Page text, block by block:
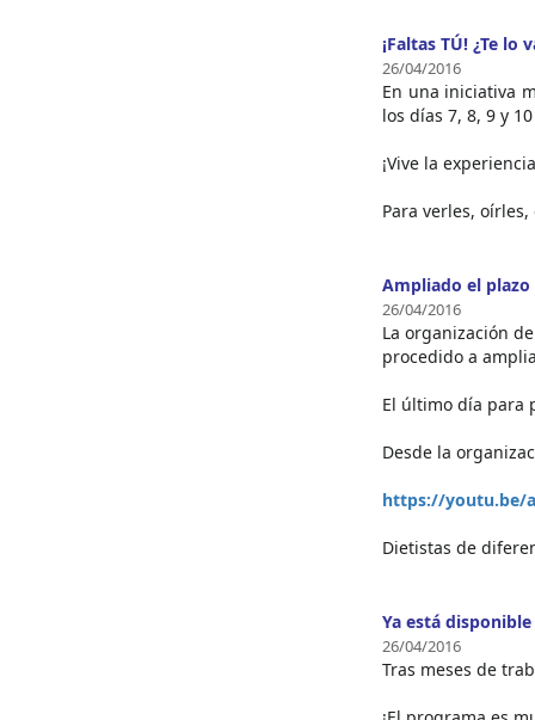
¡Faltas TÚ! ¿Te lo
26/04/2016
En una iniciativa
los días 7, 8, 9 y
¡Vive la
Para verles,
Ampliado el
26/04/2016
La organización
procedido a
El último día para
Desde la
https://youtu.be/
Dietistas de
Ya está
26/04/2016
Tras meses de